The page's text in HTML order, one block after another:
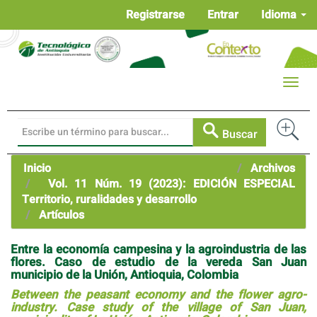
Contenido
principal
Idioma
Registrarse Entrar
Buscar
Toggle
Inicio
Archivos
Vol. 11 Núm. 19 (2023): EDICIÓN ESPECIAL
Territorio, ruralidades y desarrollo
Artículos
Entre la economía campesina y la agroindustria de las
flores. Caso de estudio de la vereda San Juan
municipio de la Unión, Antioquia, Colombia
Between the peasant economy and the flower agro-
industry. Case study of the village of San Juan,